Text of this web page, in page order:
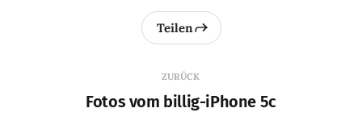
ZURÜCK
Fotos vom billig-iPhone 5c
Teilen